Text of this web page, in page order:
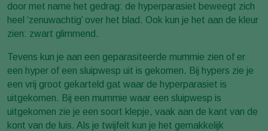
door met name het gedrag: de hyperparasiet beweegt zich
heel ‘zenuwachtig’ over het blad. Ook kun je het aan de kleur
zien: zwart glimmend.
Tevens kun je aan een geparasiteerde mummie zien of er
een hyper of een sluipwesp uit is gekomen. Bij hypers zie je
een vrij groot gekarteld gat waar de hyperparasiet is
uitgekomen. Bij een mummie waar een sluipwesp is
uitgekomen zie je een soort klepje, vaak aan de kant van de
kont van de luis. Als je twijfelt kun je het gemakkelijk